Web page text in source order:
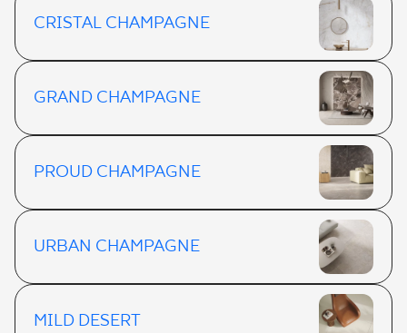
CRISTAL CHAMPAGNE
GRAND CHAMPAGNE
PROUD CHAMPAGNE
URBAN CHAMPAGNE
MILD DESERT